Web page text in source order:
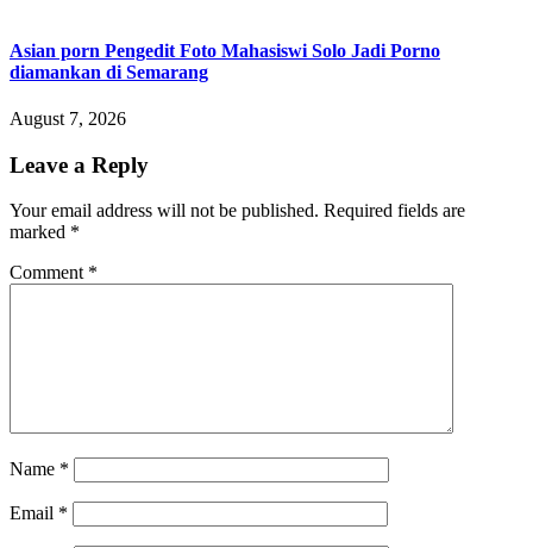
Asian porn Pengedit Foto Mahasiswi Solo Jadi Porno
diamankan di Semarang
August 7, 2026
Leave a Reply
Your email address will not be published. Required fields are
marked *
Comment *
Name *
Email *